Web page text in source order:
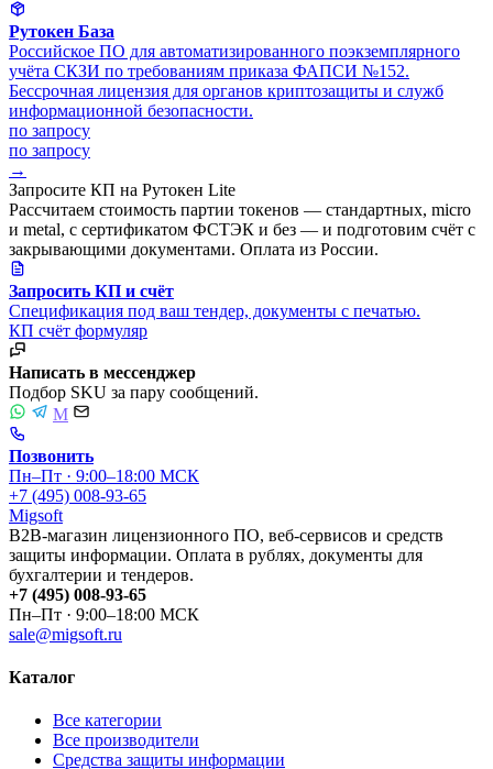
Рутокен База
Российское ПО для автоматизированного поэкземплярного
учёта СКЗИ по требованиям приказа ФАПСИ №152.
Бессрочная лицензия для органов криптозащиты и служб
информационной безопасности.
по запросу
по запросу
→
Запросите КП на Рутокен Lite
Рассчитаем стоимость партии токенов — стандартных, micro
и metal, с сертификатом ФСТЭК и без — и подготовим счёт с
закрывающими документами. Оплата из России.
Запросить КП и счёт
Спецификация под ваш тендер, документы с печатью.
КП счёт формуляр
Написать в мессенджер
Подбор SKU за пару сообщений.
M
Позвонить
Пн–Пт · 9:00–18:00 МСК
+7 (495) 008-93-65
Migsoft
B2B-магазин лицензионного ПО, веб-сервисов и средств
защиты информации. Оплата в рублях, документы для
бухгалтерии и тендеров.
+7 (495) 008-93-65
Пн–Пт · 9:00–18:00 МСК
sale@migsoft.ru
Каталог
Все категории
Все производители
Средства защиты информации